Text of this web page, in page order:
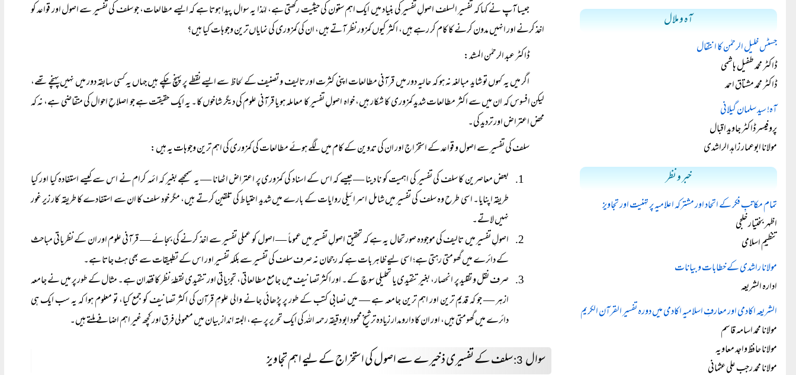
جیسا آپ نے کہا کہ تفسیر السلف اصولِ تفسیر کی بنیاد میں ایک اہم ستون کی حیثیت رکھتی ہے، لہٰذا یہ سوال پیدا ہوتا ہے کہ ایسے مطالعات، جو سلف کی تفسیر سے اصول اور قواعد کو
اخذ کرنے اور انہیں مدون کرنے کا کام کر رہے ہیں، اکثر کیوں کمزور نظر آتے ہیں، ان کی کمزوری کی نمایاں ترین وجوہات کیا ہیں؟
ڈاکٹر عبد الرحمٰن المشد:
اگر میں یہ کہوں تو شاید مبالغہ نہ ہو کہ حالیہ دور میں قرآنی مطالعات اپنی کثرت اور تالیف و تصنیف کے لحاظ سے ایسے نقطے پر پہنچ چکے ہیں جہاں یہ کسی سابقہ دور میں نہیں پہنچے تھے،
لیکن افسوس کہ ان میں سے اکثر مطالعات شدید کمزوری کا شکار ہیں، خواہ اصولِ تفسیر کا معاملہ ہو یا قرآنی علوم کی دیگر شاخوں کا۔ یہ ایک حقیقت ہے جو اصلاحِ احوال کی متقاضی ہے، نہ کہ
محض اعتراض اور تردید کی۔
سلف کی تفسیر سے اصول و قواعد کے استخراج اور ان کی تدوین کے کام میں لگے ہوئے مطالعات کی کمزوری کی اہم ترین وجوہات یہ ہیں:
بعض معاصرین کا سلف کی تفسیر کی اہمیت کو نا دینا — جیسے کہ اس کے اسناد کی کمزوری پر اعتراض اٹھانا — یہ سمجھے بغیر کہ ائمہ کرام نے اس سے کیسے استفادہ کیا اور کیا
طریقہ اپنایا۔ اسی طرح وہ سلف کی تفسیر میں شامل اسرائیلی روایات کے بارے میں شدید احتیاط کی تلقین کرتے ہیں، مگر خود سلف کا ان سے استفادے کا طریقہ کار زیر غور
نہیں لاتے۔
اصولِ تفسیر میں تالیف کی موجودہ صورتحال یہ ہے کہ تحقیق اصولِ تفسیر میں عموماً‌ — اصول کو عملی تفسیر سے اخذ کرنے کی بجائے — قرآنی علوم اور ان کے نظریاتی مباحث
کے دائرے میں گھومتی رہتی ہے؛ اسی لیے ظاہر بات ہے کہ رجحان نہ صرف سلف کی تفسیر سے بلکہ تفسیر اور اس کے تطبیقات سے بھی ہٹ جاتا ہے۔
صرف نقل و تقلید پر انحصار، بغیر تنقیدی یا تحلیلی سوچ کے۔ اور اکثر تصانیف میں جامع مطالعاتی، تجزیاتی اور تنقیدی نقطۂ نظر کا فقدان ہے۔ مثال کے طور پر میں نے جامعہ
ازہر — جو کہ قدیم ترین اور اہم ترین جامعہ ہے — میں نصابی کتب کے طور پر پڑھائی جانے والی علومِ قرآن کی اکثر تصانیف کو جمع کیا، تو معلوم ہوا کہ یہ سب ایک ہی
دائرے میں گھومتی ہیں، اور ان کا دارومدار زیادہ تر شیخ محمود ابو دقیقہ رحمہ اللہ کی ایک تحریر پر ہے، البتہ انداز بیان میں معمولی فرق اور کچھ غیر اہم اضافے ملتے ہیں۔
سوال سلف کے تفسیری ذخیرے سے اصول کی استخراج کے لیے اہم تجاویز
آہ و ملال
جسٹس خلیل الرحمٰن کا انتقال
ڈاکٹر محمد طفیل ہاشمی
ڈاکٹر محمد مشتاق احمد
آہ! سید سلمان گیلانی
پروفیسر ڈاکٹر جاوید اقبال
مولانا ابوعمار زاہد الراشدی
خبر و نظر
تمام مکاتبِ فکر کے اتحاد اور مشترکہ اعلامیہ پر تہنیت اور تجاویز
اظہر بختیار خلجی
تنظیمِ اسلامی
مولانا راشدی کے خطابات و بیانات
ادارہ الشریعہ
الشریعہ اکادمی اور معارفِ اسلامیہ اکادمی میں دورہ تفسیر القرآن الکریم
مولانا محمد اسامہ قاسم
مولانا حافظ واجد معاویہ
مولانا محمد رجب علی عثمانی